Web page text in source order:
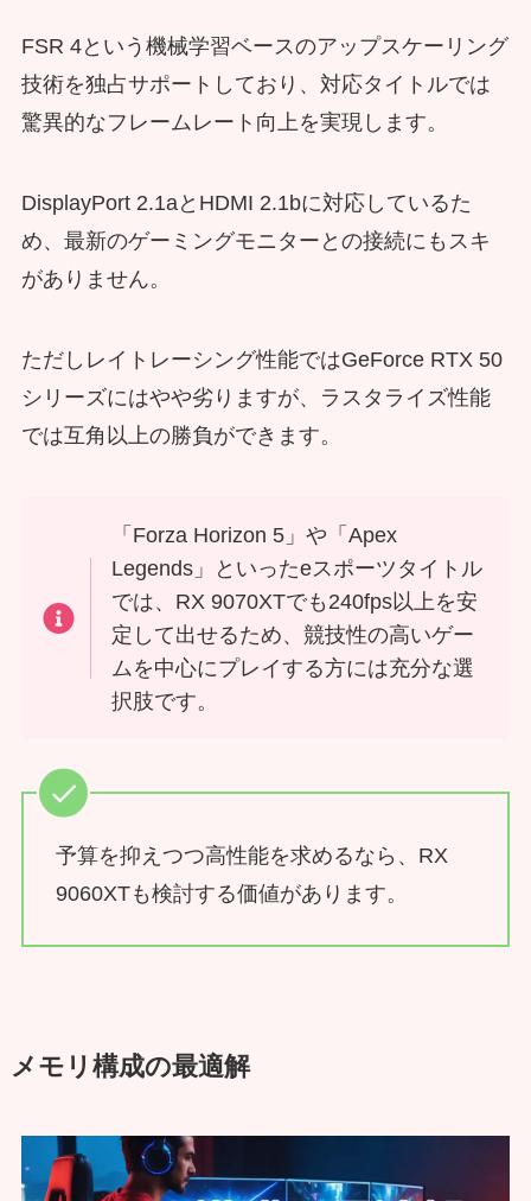
FSR 4という機械学習ベースのアップスケーリング
技術を独占サポートしており、対応タイトルでは
驚異的なフレームレート向上を実現します。
DisplayPort 2.1aとHDMI 2.1bに対応しているた
め、最新のゲーミングモニターとの接続にもスキ
がありません。
ただしレイトレーシング性能ではGeForce RTX 50
シリーズにはやや劣りますが、ラスタライズ性能
では互角以上の勝負ができます。
「Forza Horizon 5」や「Apex
Legends」といったeスポーツタイトル
では、RX 9070XTでも240fps以上を安
定して出せるため、競技性の高いゲー
ムを中心にプレイする方には充分な選
択肢です。
予算を抑えつつ高性能を求めるなら、RX
9060XTも検討する価値があります。
メモリ構成の最適解